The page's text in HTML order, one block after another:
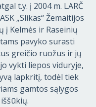
t.y. į 2004 m. LARČ
„Slikas“ Žemaitijos
į Kelmės ir Raseinių
pavyko surasti
greičio ruožus ir jų
vykti liepos viduryje,
lapkritį, todėl tiek
gamtos sąlygos